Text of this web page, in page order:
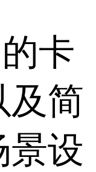
卡
及简
景设